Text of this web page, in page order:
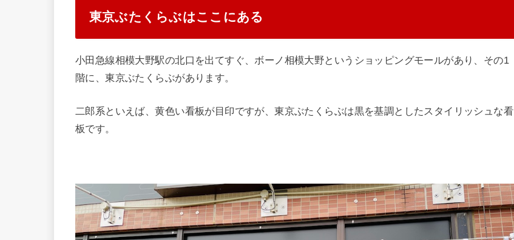
東京ぶたくらぶはここにある
小田急線相模大野駅の北口を出てすぐ、ボーノ相模大野というショッピングモールがあり、その1
階に、東京ぶたくらぶがあります。
二郎系といえば、黄色い看板が目印ですが、東京ぶたくらぶは黒を基調としたスタイリッシュな看
板です。